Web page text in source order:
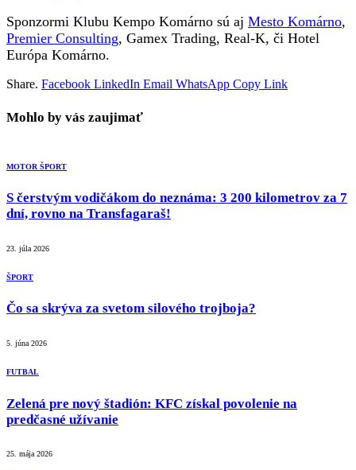
Sponzormi Klubu Kempo Komárno sú aj Mesto Komárno,
Premier Consulting, Gamex Trading, Real-K, či Hotel
Európa Komárno.
Share. Facebook LinkedIn Email WhatsApp Copy Link
Mohlo by vás zaujimať
MOTOR ŠPORT
S čerstvým vodičákom do neznáma: 3 200 kilometrov za 7
dní, rovno na Transfagaraš!
23. júla 2026
ŠPORT
Čo sa skrýva za svetom silového trojboja?
5. júna 2026
FUTBAL
Zelená pre nový štadión: KFC získal povolenie na
predčasné užívanie
25. mája 2026